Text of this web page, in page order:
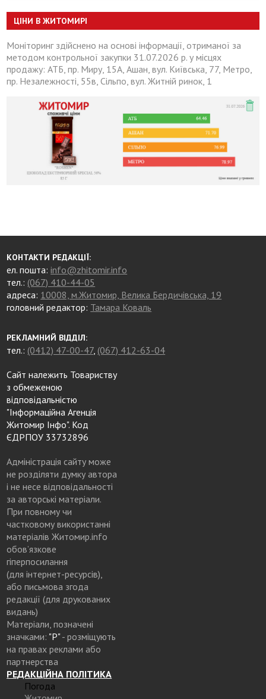
ЦІНИ В ЖИТОМИРІ
Моніторинг здійснено на основі інформації, отриманої за
методом контрольної закупки 31.07.2026 р. у місцях
продажу: АТБ, пр. Миру, 15А, Ашан, вул. Київська, 77, Метро,
пр. Незалежності, 55в, Сільпо, вул. Житній ринок, 1
КОНТАКТИ РЕДАКЦІЇ:
ел. пошта:info@zhitomir.info
тел.: (067) 410-44-05
адреса: 10008, м.Житомир, Велика Бердичівська, 19
головний редактор: Тамара Коваль
РЕКЛАМНИЙ ВІДДІЛ:
тел.: (0412) 47-00-47, (067) 412-63-04
Сайт належить Товариству
з обмеженою
відповідальністю
"Інформаційна Агенція
Житомир Інфо". Код
ЄДРПОУ 33732896
Адміністрація сайту може
не розділяти думку автора
і не несе відповідальності
за авторські матеріали.
При повному чи
частковому використанні
матеріалів Житомир.info
обов’язкове
гіперпосилання
(для інтернет-ресурсів),
або письмова згода
редакції (для друкованих
видань)
Матеріали, позначені
значками: "Р"- розміщують
на правах реклами або
партнерства
РЕДАКЦІЙНА ПОЛІТИКА
Погода